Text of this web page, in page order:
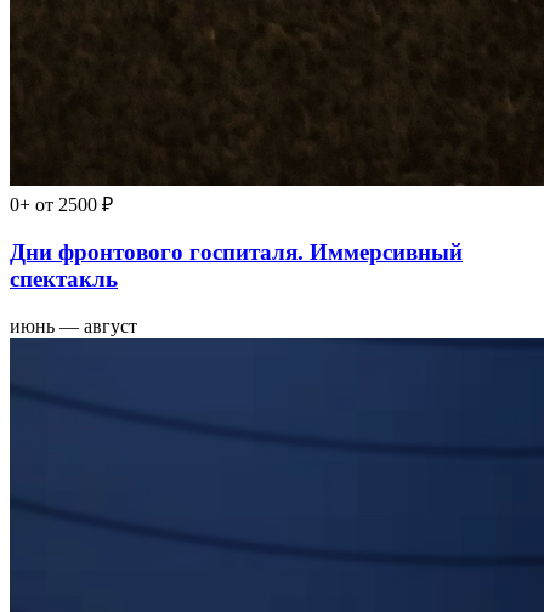
0+ от 2500 ₽
Дни фронтового госпиталя. Иммерсивный
спектакль
июнь — август